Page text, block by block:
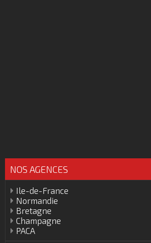
NOS AGENCES
Ile-de-France
Normandie
Bretagne
Champagne
PACA